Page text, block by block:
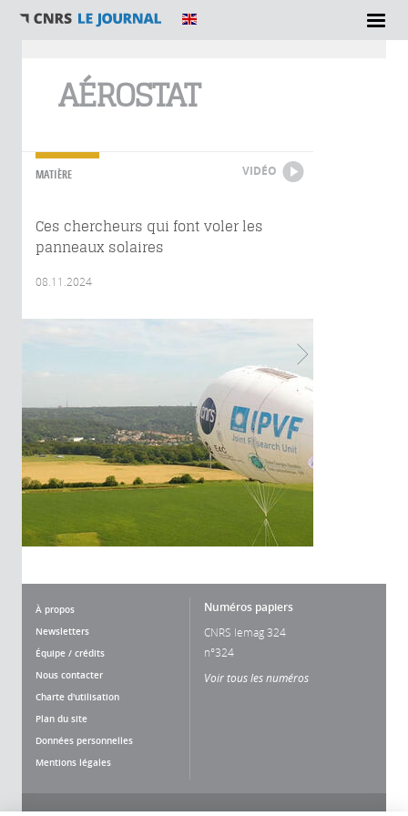
AÉROSTAT
MATIÈRE VIDÉO
Ces chercheurs qui font voler les
panneaux solaires
08.11.2024
À propos
Newsletters
Équipe / crédits
Nous contacter
Charte d'utilisation
Plan du site
Données personnelles
Mentions légales
Numéros papiers
CNRS lemag 324
n°324
Voir tous les numéros